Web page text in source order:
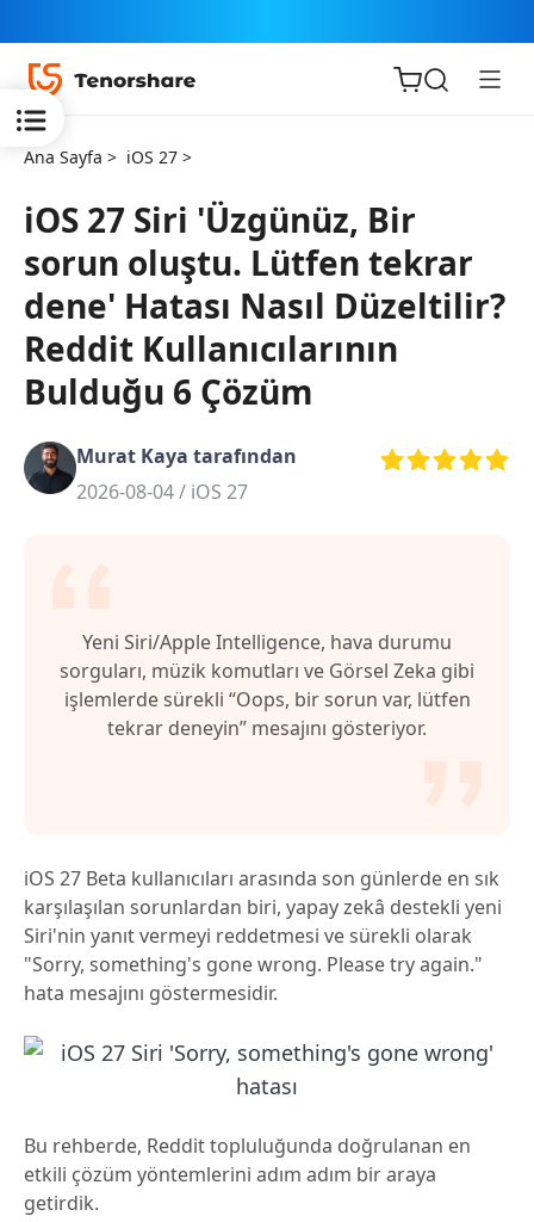
iOS için
ReiBoot
Tenorshare
PDNob
Yeni
iAnyGo
Ana Sayfa > iOS 27 >
iOS 27 Siri 'Üzgünüz, Bir
sorun oluştu. Lütfen tekrar
dene' Hatası Nasıl Düzeltilir?
Reddit Kullanıcılarının
Bulduğu 6 Çözüm
Murat Kaya tarafından
2026-08-04 / iOS 27
Yeni Siri/Apple Intelligence, hava durumu
sorguları, müzik komutları ve Görsel Zeka gibi
işlemlerde sürekli “Oops, bir sorun var, lütfen
tekrar deneyin” mesajını gösteriyor.
iOS 27 Beta kullanıcıları arasında son günlerde en sık
karşılaşılan sorunlardan biri, yapay zekâ destekli yeni
Siri'nin yanıt vermeyi reddetmesi ve sürekli olarak
"Sorry, something's gone wrong. Please try again."
hata mesajını göstermesidir.
Bu rehberde, Reddit topluluğunda doğrulanan en
etkili çözüm yöntemlerini adım adım bir araya
getirdik.